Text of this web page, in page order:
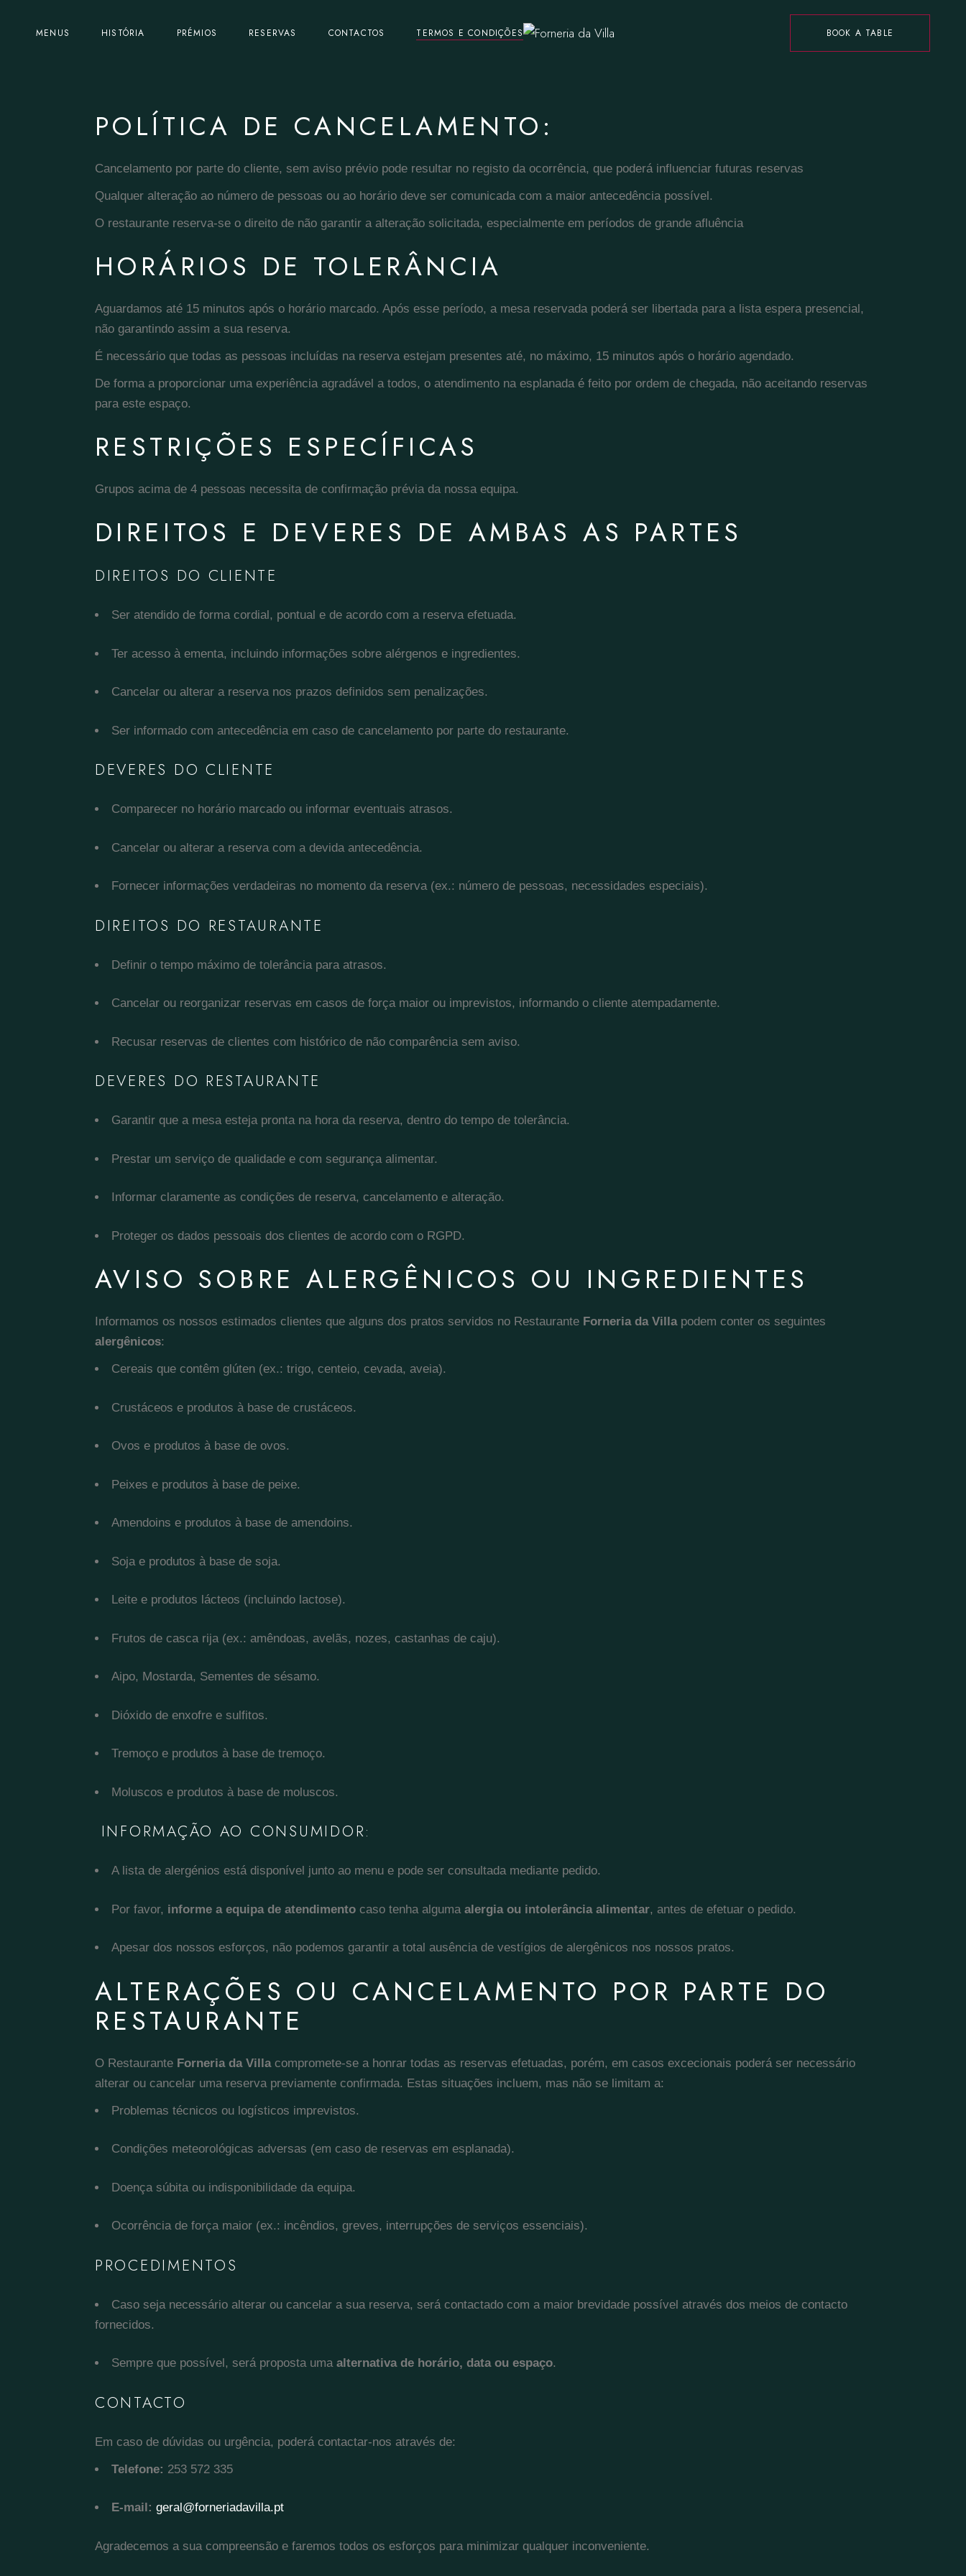
MENUS HISTÓRIA PRÉMIOS RESERVAS CONTACTOS TERMOS E CONDIÇÕES BOOK A TABLE
POLÍTICA DE CANCELAMENTO:
Cancelamento por parte do cliente, sem aviso prévio pode resultar no registo da ocorrência, que poderá influenciar futuras reservas
Qualquer alteração ao número de pessoas ou ao horário deve ser comunicada com a maior antecedência possível.
O restaurante reserva-se o direito de não garantir a alteração solicitada, especialmente em períodos de grande afluência
HORÁRIOS DE TOLERÂNCIA
Aguardamos até 15 minutos após o horário marcado. Após esse período, a mesa reservada poderá ser libertada para a lista espera presencial,
não garantindo assim a sua reserva.
É necessário que todas as pessoas incluídas na reserva estejam presentes até, no máximo, 15 minutos após o horário agendado.
De forma a proporcionar uma experiência agradável a todos, o atendimento na esplanada é feito por ordem de chegada, não aceitando reservas
para este espaço.
RESTRIÇÕES ESPECÍFICAS
Grupos acima de 4 pessoas necessita de confirmação prévia da nossa equipa.
DIREITOS E DEVERES DE AMBAS AS PARTES
DIREITOS DO CLIENTE
Ser atendido de forma cordial, pontual e de acordo com a reserva efetuada.
Ter acesso à ementa, incluindo informações sobre alérgenos e ingredientes.
Cancelar ou alterar a reserva nos prazos definidos sem penalizações.
Ser informado com antecedência em caso de cancelamento por parte do restaurante.
DEVERES DO CLIENTE
Comparecer no horário marcado ou informar eventuais atrasos.
Cancelar ou alterar a reserva com a devida antecedência.
Fornecer informações verdadeiras no momento da reserva (ex.: número de pessoas, necessidades especiais).
DIREITOS DO RESTAURANTE
Definir o tempo máximo de tolerância para atrasos.
Cancelar ou reorganizar reservas em casos de força maior ou imprevistos, informando o cliente atempadamente.
Recusar reservas de clientes com histórico de não comparência sem aviso.
DEVERES DO RESTAURANTE
Garantir que a mesa esteja pronta na hora da reserva, dentro do tempo de tolerância.
Prestar um serviço de qualidade e com segurança alimentar.
Informar claramente as condições de reserva, cancelamento e alteração.
Proteger os dados pessoais dos clientes de acordo com o RGPD.
AVISO SOBRE ALERGÊNICOS OU INGREDIENTES
Informamos os nossos estimados clientes que alguns dos pratos servidos no Restaurante Forneria da Villapodem conter os seguintes
alergênicos:
Cereais que contêm glúten (ex.: trigo, centeio, cevada, aveia).
Crustáceos e produtos à base de crustáceos.
Ovos e produtos à base de ovos.
Peixes e produtos à base de peixe.
Amendoins e produtos à base de amendoins.
Soja e produtos à base de soja.
Leite e produtos lácteos (incluindo lactose).
Frutos de casca rija (ex.: amêndoas, avelãs, nozes, castanhas de caju).
Aipo, Mostarda, Sementes de sésamo.
Dióxido de enxofre e sulfitos.
Tremoço e produtos à base de tremoço.
Moluscos e produtos à base de moluscos.
INFORMAÇÃO AO CONSUMIDOR:
A lista de alergénios está disponível junto ao menu e pode ser consultada mediante pedido.
Por favor, informe a equipa de atendimento caso tenha alguma alergia ou intolerância alimentar, antes de efetuar o pedido.
Apesar dos nossos esforços, não podemos garantir a total ausência de vestígios de alergênicos nos nossos pratos.
ALTERAÇÕES OU CANCELAMENTO POR PARTE DO
RESTAURANTE
O Restaurante Forneria da Villacompromete-se a honrar todas as reservas efetuadas, porém, em casos excecionais poderá ser necessário
alterar ou cancelar uma reserva previamente confirmada. Estas situações incluem, mas não se limitam a:
Problemas técnicos ou logísticos imprevistos.
Condições meteorológicas adversas (em caso de reservas em esplanada).
Doença súbita ou indisponibilidade da equipa.
Ocorrência de força maior (ex.: incêndios, greves, interrupções de serviços essenciais).
PROCEDIMENTOS
Caso seja necessário alterar ou cancelar a sua reserva, será contactado com a maior brevidade possível através dos meios de contacto
fornecidos.
Sempre que possível, será proposta uma alternativa de horário, data ou espaço.
CONTACTO
Em caso de dúvidas ou urgência, poderá contactar-nos através de:
Telefone: 253 572 335
E-mail: geral@forneriadavilla.pt
Agradecemos a sua compreensão e faremos todos os esforços para minimizar qualquer inconveniente.